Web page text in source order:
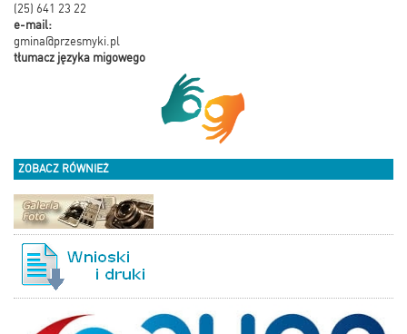
(25) 641 23 22
e-mail:
gmina@przesmyki.pl
tłumacz języka migowego
ZOBACZ RÓWNIEŻ